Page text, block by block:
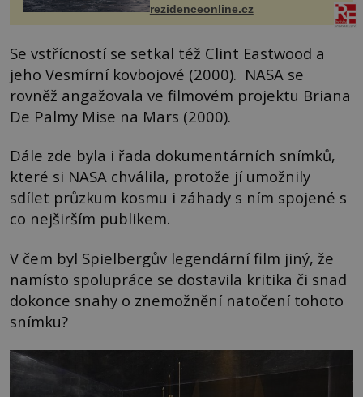
každoročn...
rezidenceonline.cz
Se vstřícností se setkal též Clint Eastwood a
jeho Vesmírní kovbojové (2000). NASA se
rovněž angažovala ve filmovém projektu Briana
De Palmy Mise na Mars (2000).
Dále zde byla i řada dokumentárních snímků,
které si NASA chválila, protože jí umožnily
sdílet průzkum kosmu i záhady s ním spojené s
co nejširším publikem.
V čem byl Spielbergův legendární film jiný, že
namísto spolupráce se dostavila kritika či snad
dokonce snahy o znemožnění natočení tohoto
snímku?